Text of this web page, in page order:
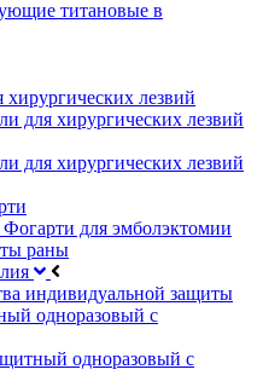
титановые в
лезвий
для хирургических лезвий
для хирургических лезвий
для эмболэктомии
раны
индивидуальной защиты
одноразовый с
одноразовый с